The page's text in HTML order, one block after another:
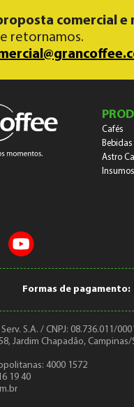
comercial e
retornamos.
Cafés
Astro
Insumos
Formas de pagamento:
S.A. / CNPJ: 08.736.011/
Jardim Chapadão, Campinas/
4000 1572
19 40